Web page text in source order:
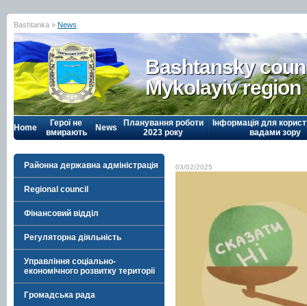
Bashtanka » News
Bashtansky
Mykolayiv region
Home
Герої не
вмирають
News
Планування роботи
2023 року
Інформація для
вадами зору
Районна державна адміністрація
Regional council
Фінансовий відділ
Регуляторна діяльність
Управління соціально-
економічного розвитку території
Громадська рада
03/02/2025